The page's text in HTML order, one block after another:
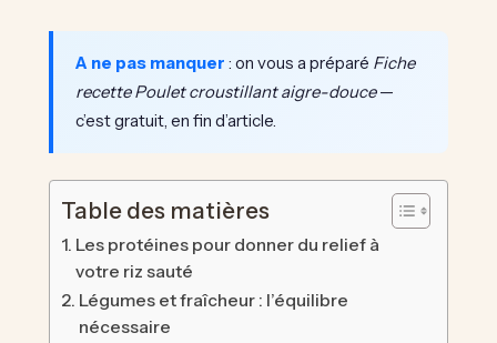
A ne pas manquer : on vous a préparé Fiche
recette Poulet croustillant aigre-douce—
c’est gratuit, en fin d’article.
Table des matières
Les protéines pour donner du relief à
votre riz sauté
Légumes et fraîcheur : l’équilibre
nécessaire